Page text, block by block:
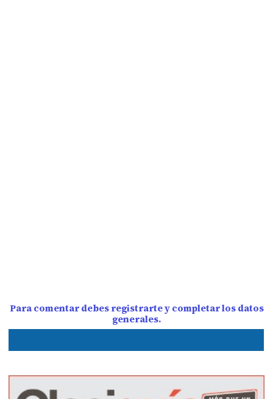
Para comentar debes registrarte y completar los datos
generales.